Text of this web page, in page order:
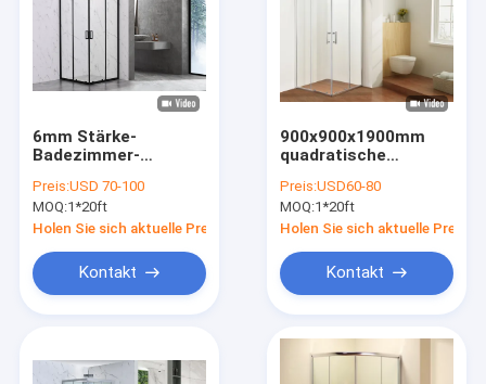
6mm Stärke-
Badezimmer-
Aluminiumrahmen
Preis:USD 70-100
MOQ:1*20ft
Holen Sie sich aktuelle Preis
Kontakt
900x900x1900mm
quadratische
mit Behälter 1-
1.2mm
Preis:USD60-80
MOQ:1*20ft
Holen Sie sich aktuelle Preis
Kontakt